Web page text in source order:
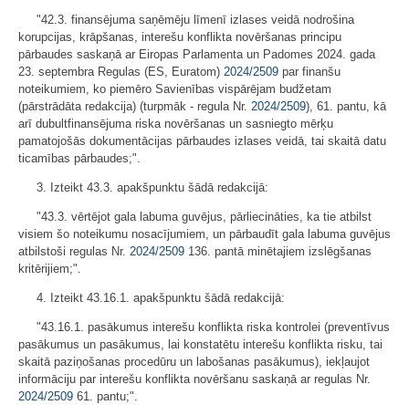
"42.3. finansējuma saņēmēju līmenī izlases veidā nodrošina
korupcijas, krāpšanas, interešu konflikta novēršanas principu
pārbaudes saskaņā ar Eiropas Parlamenta un Padomes 2024. gada
23. septembra Regulas (ES, Euratom) 2024/2509 par finanšu
noteikumiem, ko piemēro Savienības vispārējam budžetam
(pārstrādāta redakcija) (turpmāk - regula Nr. 2024/2509), 61. pantu, kā
arī dubultfinansējuma riska novēršanas un sasniegto mērķu
pamatojošās dokumentācijas pārbaudes izlases veidā, tai skaitā datu
ticamības pārbaudes;".
3. Izteikt 43.3. apakšpunktu šādā redakcijā:
"43.3. vērtējot gala labuma guvējus, pārliecināties, ka tie atbilst
visiem šo noteikumu nosacījumiem, un pārbaudīt gala labuma guvējus
atbilstoši regulas Nr. 2024/2509 136. pantā minētajiem izslēgšanas
kritērijiem;".
4. Izteikt 43.16.1. apakšpunktu šādā redakcijā:
"43.16.1. pasākumus interešu konflikta riska kontrolei (preventīvus
pasākumus un pasākumus, lai konstatētu interešu konflikta risku, tai
skaitā paziņošanas procedūru un labošanas pasākumus), iekļaujot
informāciju par interešu konflikta novēršanu saskaņā ar regulas Nr.
2024/2509 61. pantu;".